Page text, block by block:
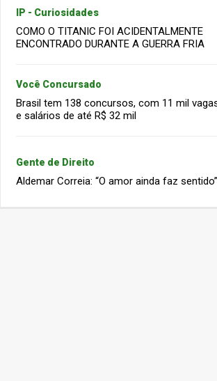
IP - Curiosidades
COMO O TITANIC FOI ACIDENTALMENTE
ENCONTRADO DURANTE A GUERRA FRIA
Você Concursado
Brasil tem 138 concursos, com 11 mil
e salários de até R$ 32 mil
Gente de Direito
Aldemar Correia: “O amor ainda faz sentido”